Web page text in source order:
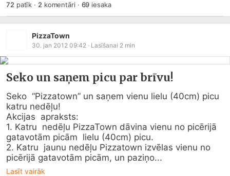
72 patīk · 2 komentāri · 69 iesaka
PizzaTown
30. jan 2012 09:42 · Lasīšanai 2 min
Seko un saņem picu par brīvu!
Seko  “Pizzatown” un saņem vienu lielu (40cm) picu
katru nedēļu!
Akcijas  apraksts:
1. Katru  nedēļu PizzaTown dāvina vienu no picērijā
gatavotām picām  lielu (40cm) picu.
2. Katru  jaunu nedēļu Pizzatown izvēlas vienu no
picērijā gatavotām picām, un paziņo...
Lasīt vairāk